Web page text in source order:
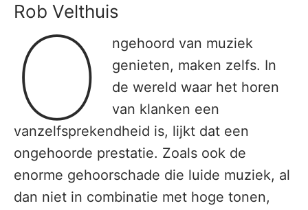
Rob Velthuis
O
ngehoord van muziek
genieten, maken zelfs. In
de wereld waar het horen
van klanken een
vanzelfsprekendheid is, lijkt dat een
ongehoorde prestatie. Zoals ook de
enorme gehoorschade die luide muziek, al
dan niet in combinatie met hoge tonen,